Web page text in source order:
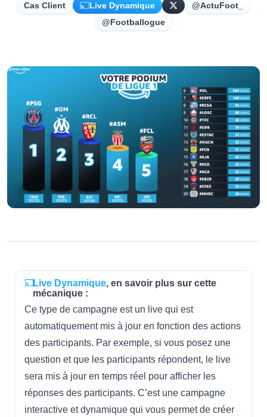
Cas Client Live Dynamique
@ActuFoot_
@Footballogue
Live Dynamique, en savoir plus sur cette
mécanique :
Ce type de campagne est un live qui est
automatiquement mis à jour en fonction des actions
des participants. Par exemple, si vous posez une
question et que les participants répondent, le live
sera mis à jour en temps réel pour afficher les
réponses des participants. C’est une campagne
interactive et dynamique qui vous permet de créer